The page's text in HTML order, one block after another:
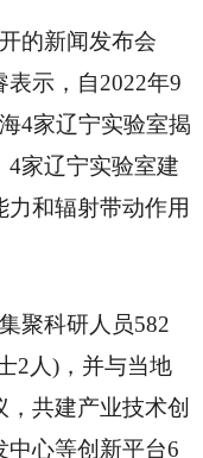
的新闻发布会
表示，自2022年9
4家辽宁实验室揭
4家辽宁实验室建
和辐射带动作用
聚科研人员582
2人)，并与当地
共建产业技术创
中心等创新平台6